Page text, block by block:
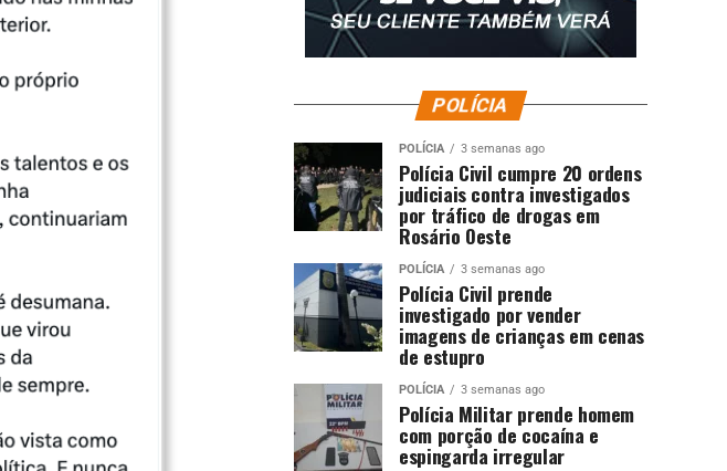
POLÍCIA
POLÍCIA 3 semanas ago
Polícia Civil cumpre 20 ordens
judiciais contra investigados
por tráfico de drogas em
Rosário Oeste
POLÍCIA 3 semanas ago
Polícia Civil prende
investigado por vender
imagens de crianças em cenas
de estupro
POLÍCIA 3 semanas ago
Polícia Militar prende homem
com porção de cocaína e
espingarda irregular